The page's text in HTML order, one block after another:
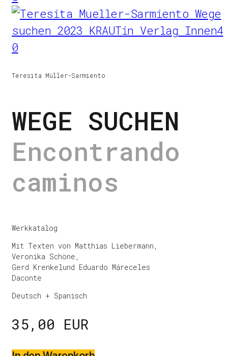
0
Teresita Müller-Sarmiento
WEGE SUCHEN
Encontrando
caminos
Werkkatalog
Mit Texten von Matthias Liebermann,
Veronika Schöne,
Gerd Krenkelund Eduardo Máreceles
Daconte
Deutsch + Spanisch
35,00 EUR